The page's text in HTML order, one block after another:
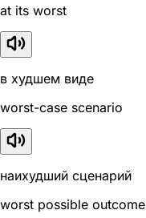
at its worst
в худшем виде
worst-case scenario
наихудший сценарий
worst possible outcome